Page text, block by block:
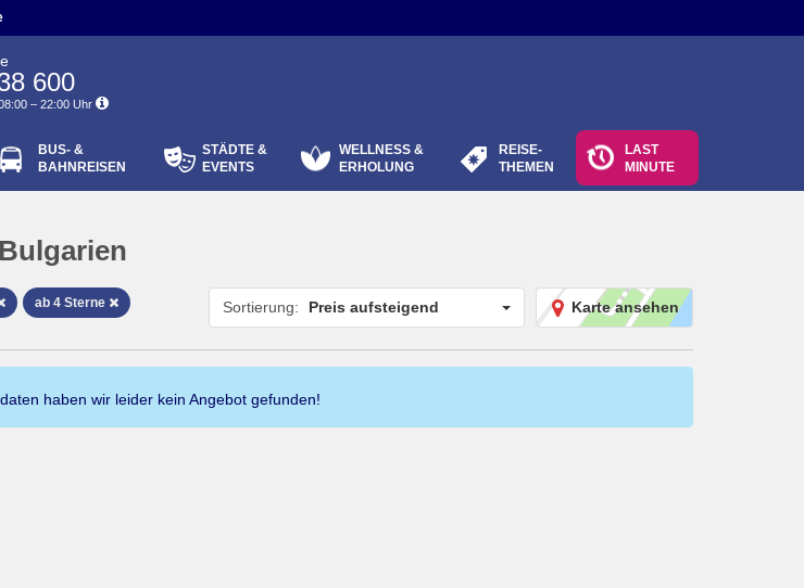
600
– 22:00 Uhr
BUS- &
BAHNREISEN
STÄDTE &
EVENTS
WELLNESS &
ERHOLUNG
REISE-
THEMEN
LAST
MINUTE
Bulgarien
ab 4 Sterne Karte ansehen
Sortierung: Preis aufsteigend
haben wir leider kein Angebot gefunden!